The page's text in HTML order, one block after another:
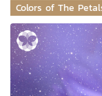
Colors of The